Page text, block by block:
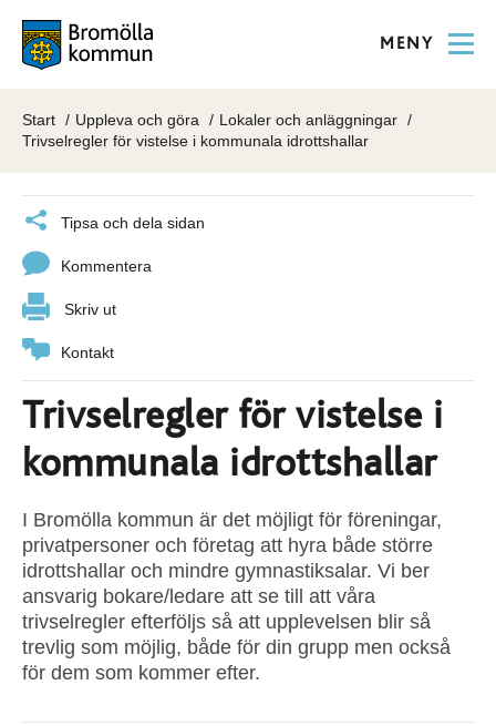
MENY
Start Uppleva och göra
Lokaler och anläggningar
Trivselregler för vistelse i kommunala idrottshallar
Tipsa och dela sidan
Kommentera
Skriv ut
Kontakt
Trivselregler för vistelse i
kommunala idrottshallar
I Bromölla kommun är det möjligt för föreningar,
privatpersoner och företag att hyra både större
idrottshallar och mindre gymnastiksalar. Vi ber
ansvarig bokare/ledare att se till att våra
trivselregler efterföljs så att upplevelsen blir så
trevlig som möjlig, både för din grupp men också
för dem som kommer efter.